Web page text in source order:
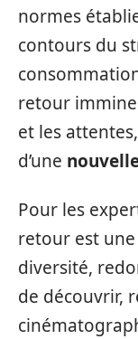
normes
contours du
retour
et les
d’une
Pour les
retour est une
diversité,
de découvrir,